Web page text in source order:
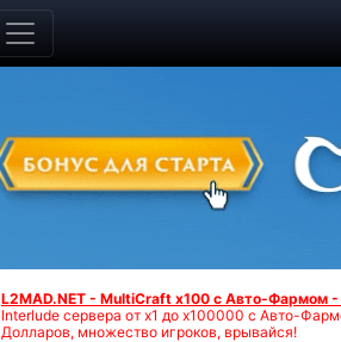
L2MAD.NET - MultiCraft x100 с Авто-Фармом
Interlude сервера от х1 до х100000 с Авто-
Долларов, множество игроков, врывайся!